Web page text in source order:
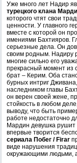
Уже много лет Надир
турецкого клана
которого чтят свои
ценности. У главного
вместе с которой он
имениями Бахтияров.
серьезные дела. Он
своим родным. Надиру
многие сильно его
прекрасный момент из
брат – Керим. Оба
бурных интриг
наследником главы
он верен своей жене,
стойкость в любом
выводу, что быть
работе недостаточно
Мардин девушка рушит
впервые творится
сериала Побег / Firar
виде нарушения
окружающими людьми,